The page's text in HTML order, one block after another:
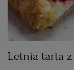
Letnia tarta